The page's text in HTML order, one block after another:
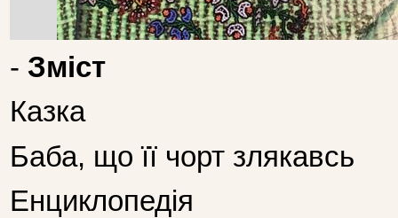
- Зміст
Казка
Баба, що її чорт злякавсь
Енциклопедія